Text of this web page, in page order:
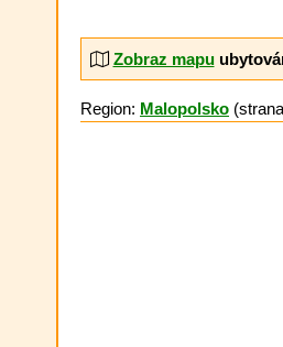
Zobraz mapu
Region: Malopolsko (strana